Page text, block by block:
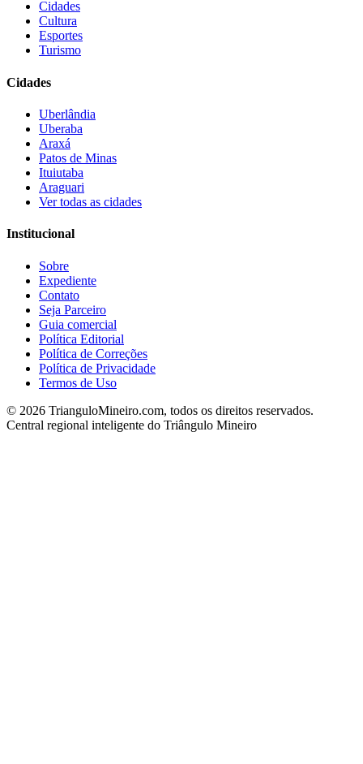
Cidades
Cultura
Esportes
Turismo
Cidades
Uberlândia
Uberaba
Araxá
Patos de Minas
Ituiutaba
Araguari
Ver todas as cidades
Institucional
Sobre
Expediente
Contato
Seja Parceiro
Guia comercial
Política Editorial
Política de Correções
Política de Privacidade
Termos de Uso
© 2026 TrianguloMineiro.com, todos os direitos reservados.
Central regional inteligente do Triângulo Mineiro